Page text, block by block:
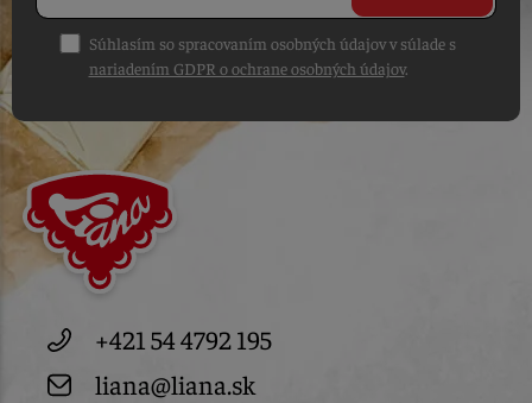
Súhlasím so spracovaním osobných údajov v súlade s
nariadením GDPR o ochrane osobných údajov.
+421 54 4792 195
liana@liana.sk